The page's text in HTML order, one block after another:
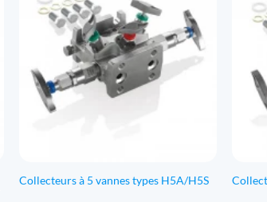
Collecteurs à 5 vannes types H5A/H5S